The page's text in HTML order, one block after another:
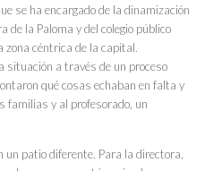
se ha encargado de la dinamización
de la Paloma y del colegio público
zona céntrica de la capital.
situación a través de un proceso
qué cosas echaban en falta y
familias y al profesorado, un
un patio diferente. Para la directora,